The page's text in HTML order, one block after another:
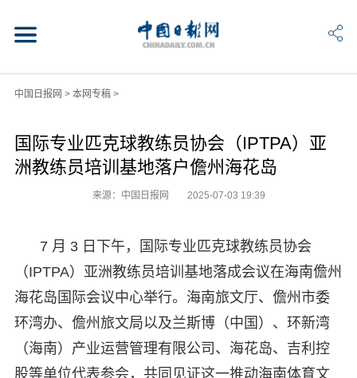
中国日报网 > 本网专稿>
国际专业匹克球教练员协会（IPTPA）亚
洲教练员培训基地落户儋州海花岛
来源：中国日报网 2025-07-03 19:39
7 月 3 日下午，国际专业匹克球教练员协会
（IPTPA）亚洲教练员培训基地落成会议在海南儋州
海花岛国际会议中心举行。海南旅文厅、儋州市委
环湾办、儋州旅文局以及兰斯博（中国）、环新湾
（海南）产业运营管理有限公司、海花岛、吉利控
股等单位代表参会，共同见证这一推动海南体育文